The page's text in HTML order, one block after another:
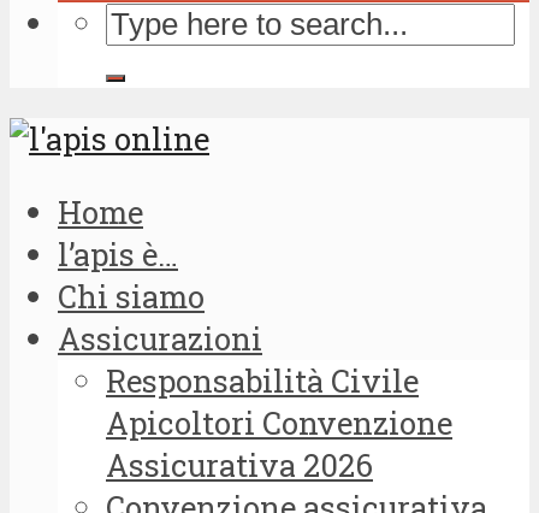
Home
l’apis è…
Chi siamo
Assicurazioni
Responsabilità Civile
Apicoltori Convenzione
Assicurativa 2026